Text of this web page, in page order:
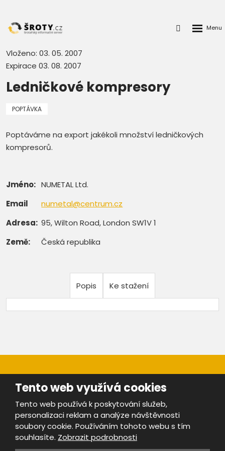
Přihlášení
Vloženo: 03. 05. 2007
Expirace 03. 08. 2007
Ledničkové kompresory
POPTÁVKA
Poptáváme na export jakékoli množství ledničkových
kompresorů.
Jméno: NUMETAL Ltd.
Email
numetal@centrum.cz
Adresa: 95, Wilton Road, London SW1V 1
Země:
Česká republika
Popis Ke stažení
Provozovatel portálu ŠROTY.cz je
Mapa stránek |Bezpečnost a ochrana osobních údajů
Podmínky použití
Tento web využívá cookies
Tento web používá k poskytování služeb,
personalizaci reklam a analýze návštěvnosti
soubory cookie. Používáním tohoto webu s tím
souhlasíte. Zobrazit podrobnosti